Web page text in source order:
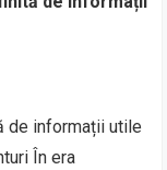
de informații utile
În era